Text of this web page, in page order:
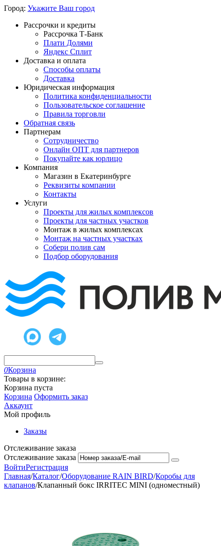
Город: Укажите Ваш город
Рассрочки и кредиты
Рассрочка Т-Банк
Плати Долями
Яндекс Сплит
Доставка и оплата
Способы оплаты
Доставка
Юридическая информация
Политика конфиденциальности
Пользовательское соглашение
Правила торговли
Обратная связь
Партнерам
Сотрудничество
Онлайн ОПТ для партнеров
Покупайте как юрлицо
Компания
Магазин в Екатеринбурге
Реквизиты компании
Контакты
Услуги
Проекты для жилых комплексов
Проекты для частных участков
Монтаж в жилых комплексах
Монтаж на частных участках
Собери полив сам
Подбор оборудования
0Корзина
Товары в корзине:
Корзина пуста
Корзина Оформить заказ
Аккаунт
Мой профиль
Заказы
Отслеживание заказа
Отслеживание заказа
ВойтиРегистрация
Главная/Каталог/Оборудование RAIN BIRD/Коробы для
клапанов/Клапанный бокс IRRITEC MINI (одноместный)